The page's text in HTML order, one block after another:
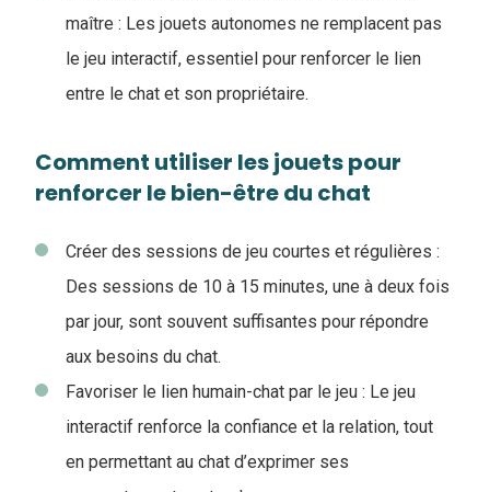
maître : Les jouets autonomes ne remplacent pas
le jeu interactif, essentiel pour renforcer le lien
entre le chat et son propriétaire.
Comment utiliser les jouets pour
renforcer le bien-être du chat
Créer des sessions de jeu courtes et régulières :
Des sessions de 10 à 15 minutes, une à deux fois
par jour, sont souvent suffisantes pour répondre
aux besoins du chat.
Favoriser le lien humain-chat par le jeu : Le jeu
interactif renforce la confiance et la relation, tout
en permettant au chat d’exprimer ses